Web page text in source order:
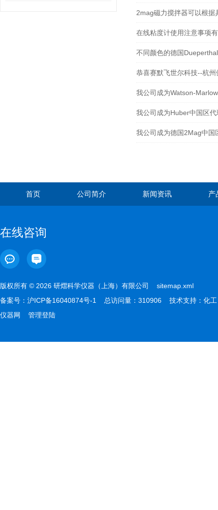
2mag磁力搅拌器可以根
在线粘度计使用注意事项
不同颜色的德国
恭喜赛默飞世尔科技--杭
我公司成为Watson-
我公司成为Huber中国区代
我公司成为德国2Mag中国
首页 公司简介 新闻资讯 产
在线咨询
版权所有 © 2026 研熠科学仪器（上海）有限公司 sitemap.xml
备案号： 沪ICP备16040874号-1 总访问量：310906 技术支持： 化工
仪器网
管理登陆